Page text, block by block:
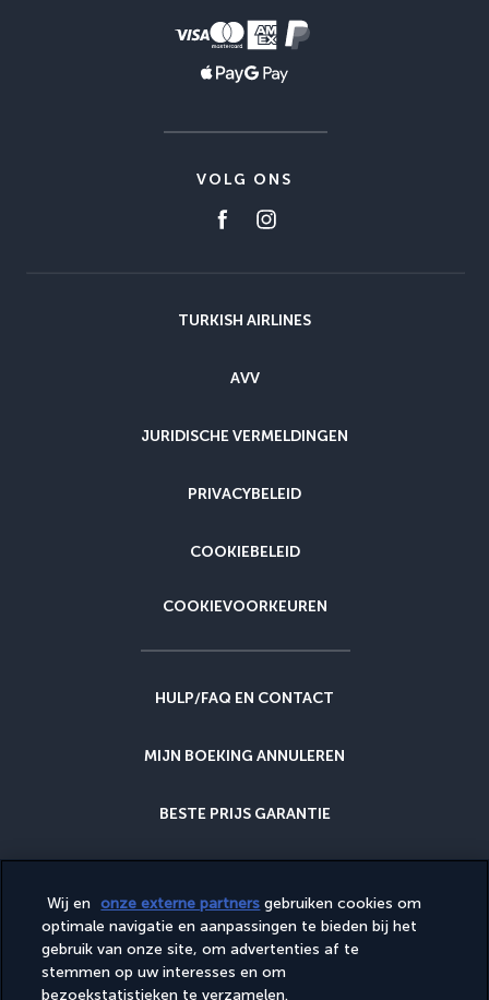
VOLG ONS
TURKISH AIRLINES
AVV
JURIDISCHE VERMELDINGEN
PRIVACYBELEID
COOKIEBELEID
COOKIEVOORKEUREN
HULP/FAQ EN CONTACT
MIJN BOEKING ANNULEREN
BESTE PRIJS GARANTIE
WAAROM BIJ ONS BOEKEN?
Wij en onze externe partners gebruiken cookies om
optimale navigatie en aanpassingen te bieden bij het
gebruik van onze site, om advertenties af te
stemmen op uw interesses en om
bezoekstatistieken te verzamelen.